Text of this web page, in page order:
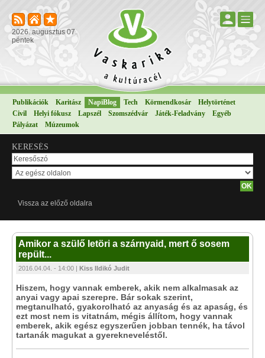
2026. augusztus 07.
péntek
Publikációk Karitász NapiBlog Tech Körmendkosár
Helytörténet
Civil
Helyi fókusz Lapszél Szomszédvár Játék-Feladvány
Egyéb
Pályázat
Múzeumok
KERESÉS
Vissza az előző oldalra
Amikor a szülő letöri a szárnyaid, mert ő sosem
repült...
2016.04.04. - 14:00 | Kiss Ildikó Judit
Hiszem, hogy vannak emberek, akik nem alkalmasak az
anyai vagy apai szerepre. Bár sokak szerint,
megtanulható, gyakorolható az anyaság és az apaság, és
ezt most nem is vitatnám, mégis állítom, hogy vannak
emberek, akik egész egyszerűen jobban tennék, ha távol
tartanák magukat a gyerekneveléstől.